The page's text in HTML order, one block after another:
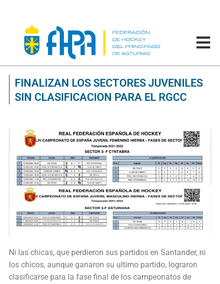
FINALIZAN LOS SECTORES JUVENILES
SIN CLASIFICACION PARA EL RGCC
Ni las chicas, que perdieron sus partidos en Santander, ni
los chicos, aunque ganaron su ultimo partido, lograron
clasificarse para la fase final de los campeonatos de